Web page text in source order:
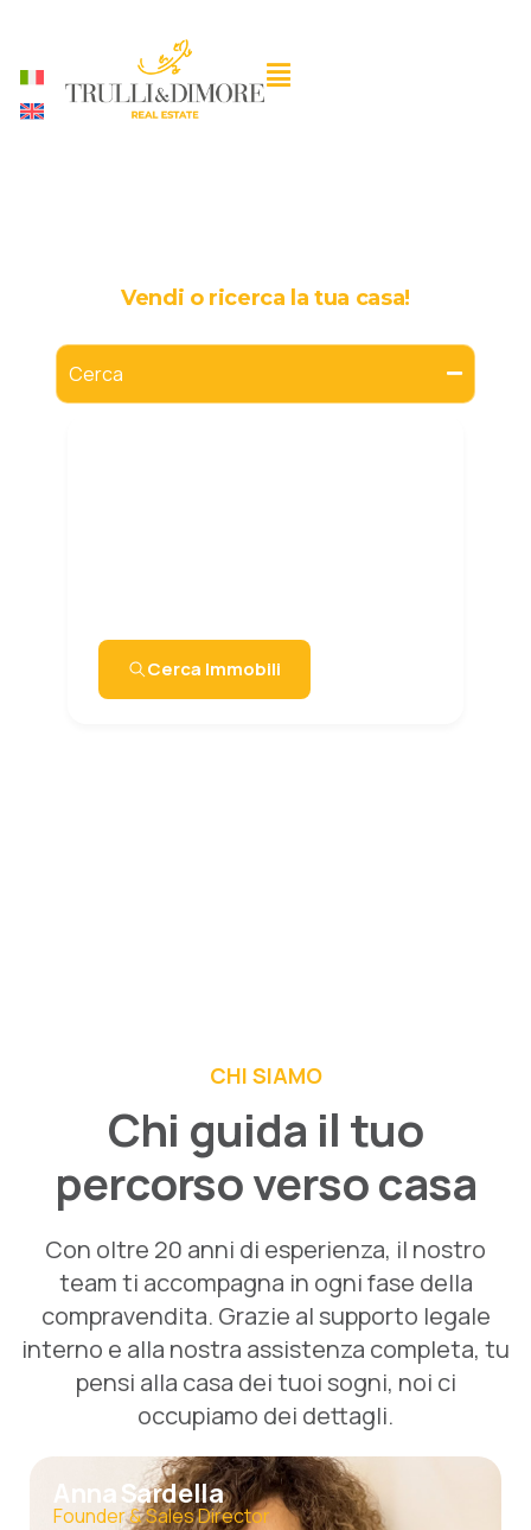
Vendi o ricerca la tua casa!
Cerca
Cerca Immobili
CHI SIAMO
Chi guida il tuo
percorso verso casa
Con oltre 20 anni di esperienza, il nostro
team ti accompagna in ogni fase della
compravendita. Grazie al supporto legale
interno e alla nostra assistenza completa, tu
pensi alla casa dei tuoi sogni, noi ci
occupiamo dei dettagli.
Anna Sardella
Founder & Sales Director